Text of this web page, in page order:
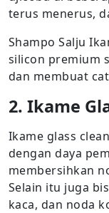
terus menerus,
Shampo Salju
silicon premium
dan membuat
2. Ikame
Ikame glass
dengan daya
membersihkan
Selain itu juga
kaca, dan noda